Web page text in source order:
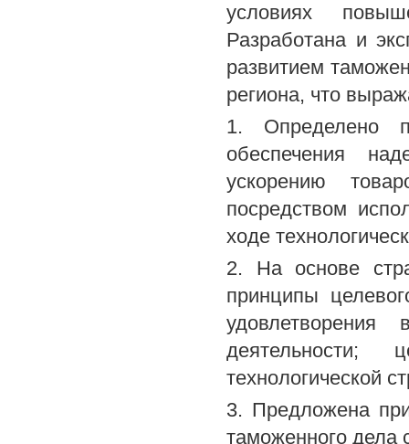
условиях
Разработана и
развитием
региона, что
1. Определено
обеспечения
ускорению
посредством
ходе
2. На основе
принципы
деятельности;
технологической
3. Предложена
таможенного дела